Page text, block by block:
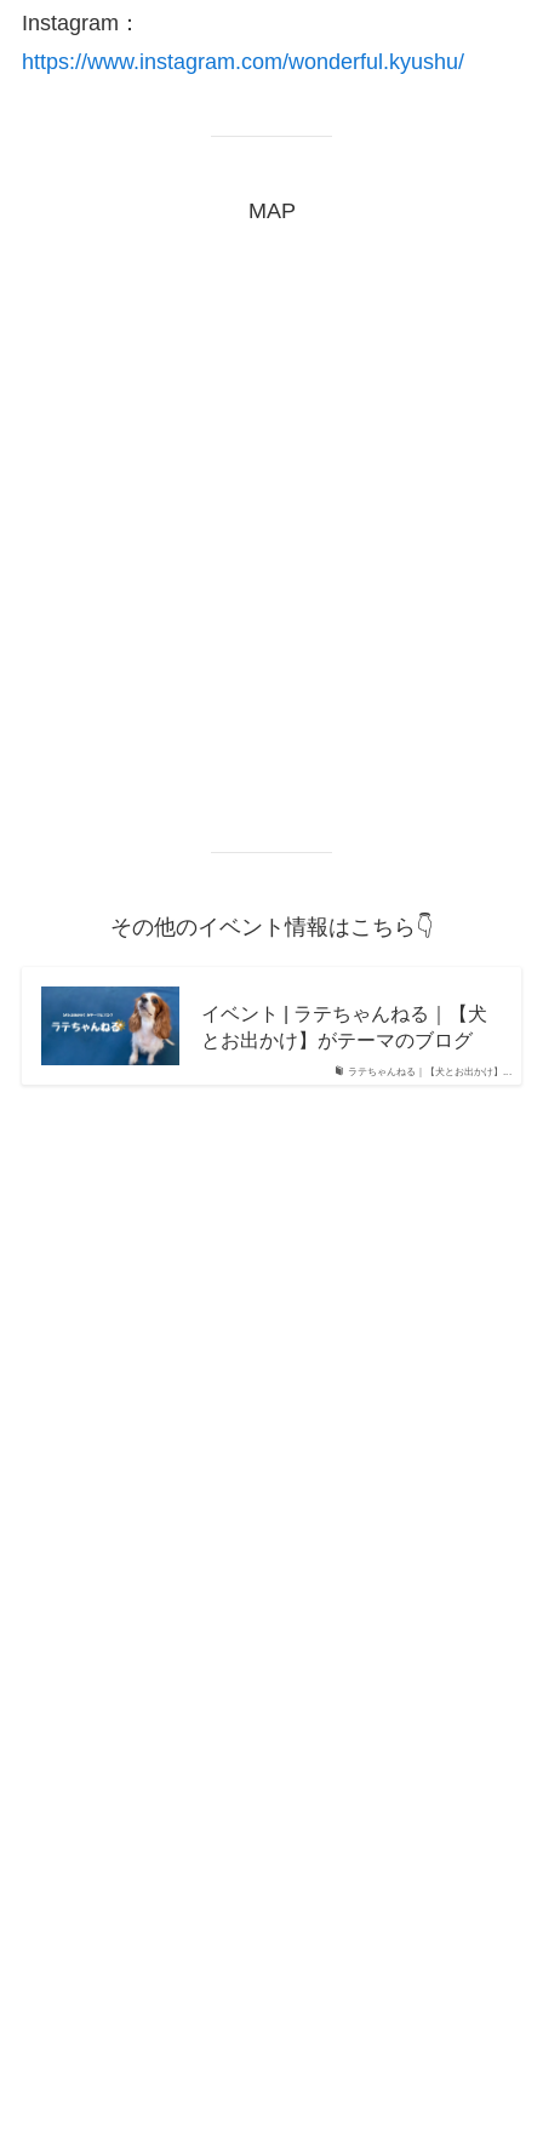
Instagram：
https://www.instagram.com/wonderful.kyushu/
MAP
その他のイベント情報はこちら👇
ラテちゃんねる｜【犬とお出かけ】...
イベント | ラテちゃんねる｜【犬
とお出かけ】がテーマのブログ